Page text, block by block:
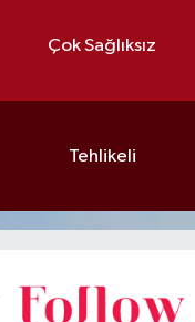
Çok Sağlıksız
Tehlikeli